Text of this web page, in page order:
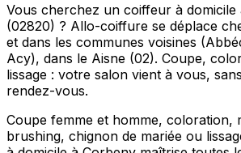
Vous cherchez un coiffeur à domicile
(02820) ? Allo-coiffure se déplace
et dans les communes voisines
Acy), dans le Aisne (02). Coupe,
lissage : votre salon vient à vous,
rendez-vous.
Coupe femme et homme, coloration,
brushing, chignon de mariée ou